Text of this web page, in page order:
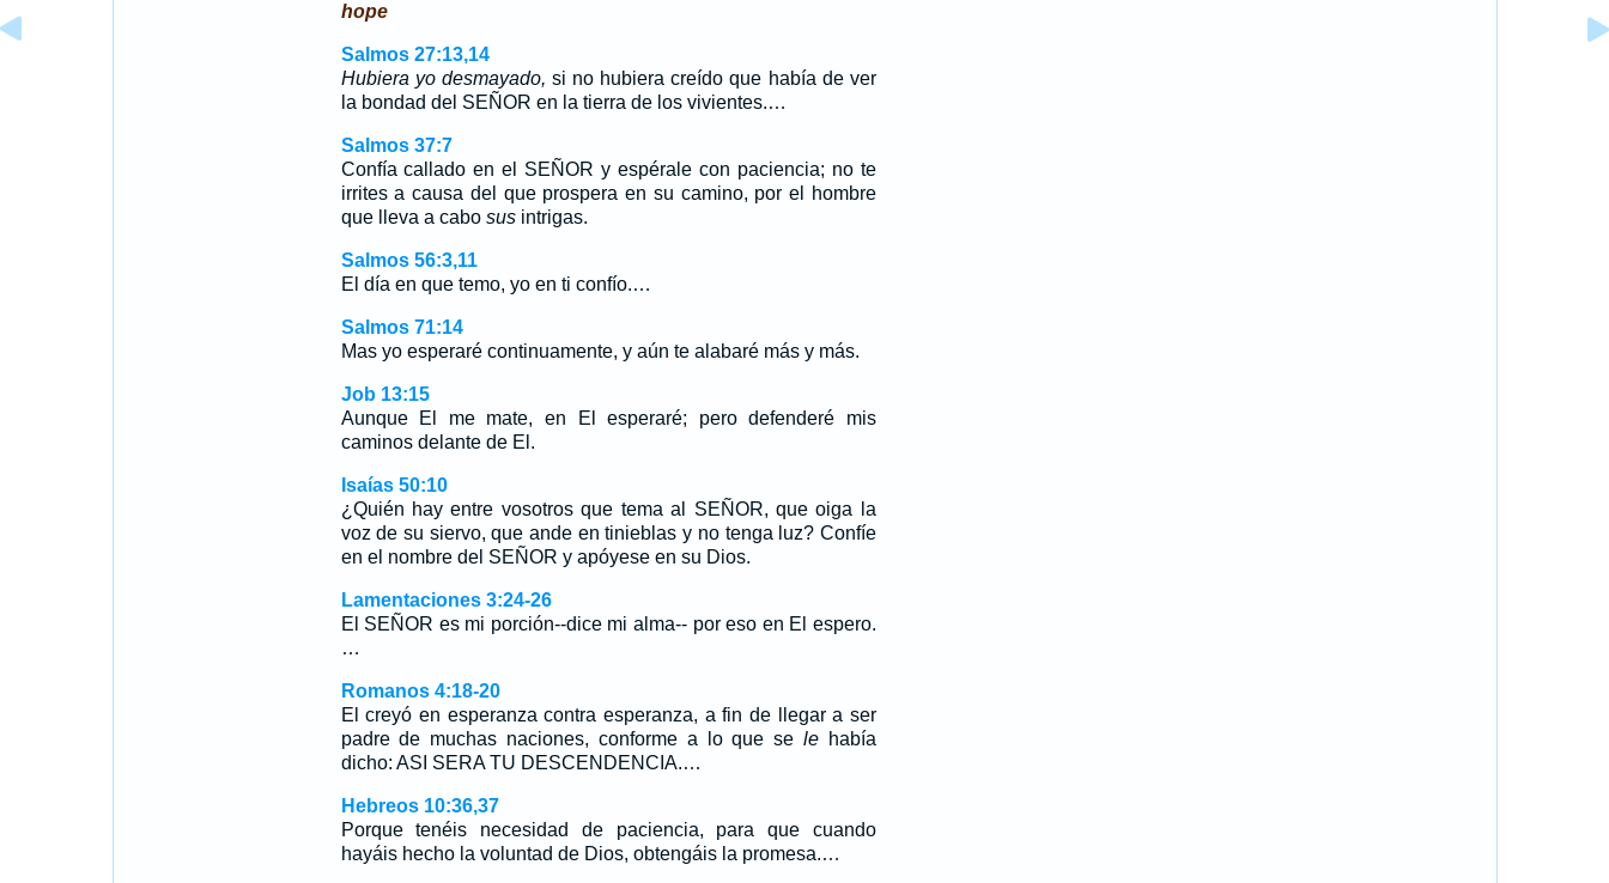
hope
Salmos 27:13,14
Hubiera yo desmayado, si no hubiera creído que había de ver
la bondad del SEÑOR en la tierra de los vivientes.…
Salmos 37:7
Confía callado en el SEÑOR y espérale con paciencia; no te
irrites a causa del que prospera en su camino, por el hombre
que lleva a cabo susintrigas.
Salmos 56:3,11
El día en que temo, yo en ti confío.…
Salmos 71:14
Mas yo esperaré continuamente, y aún te alabaré más y más.
Job 13:15
Aunque El me mate, en El esperaré; pero defenderé mis
caminos delante de El.
Isaías 50:10
¿Quién hay entre vosotros que tema al SEÑOR, que oiga la
voz de su siervo, que ande en tinieblas y no tenga luz? Confíe
en el nombre del SEÑOR y apóyese en su Dios.
Lamentaciones 3:24-26
El SEÑOR es mi porción--dice mi alma-- por eso en El espero.
…
Romanos 4:18-20
El creyó en esperanza contra esperanza, a fin de llegar a ser
padre de muchas naciones, conforme a lo que sele había
dicho: ASI SERA TU DESCENDENCIA.…
Hebreos 10:36,37
Porque tenéis necesidad de paciencia, para que cuando
hayáis hecho la voluntad de Dios, obtengáis la promesa.…